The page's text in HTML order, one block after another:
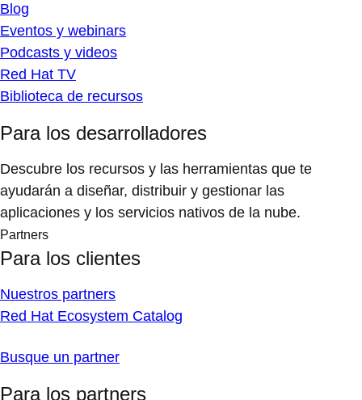
Blog
Eventos y webinars
Podcasts y videos
Red Hat TV
Biblioteca de recursos
Para los desarrolladores
Descubre los recursos y las herramientas que te
ayudarán a diseñar, distribuir y gestionar las
aplicaciones y los servicios nativos de la nube.
Partners
Para los clientes
Nuestros partners
Red Hat Ecosystem Catalog
Busque un partner
Para los partners